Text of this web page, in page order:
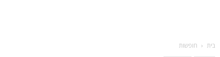
בית חופשות